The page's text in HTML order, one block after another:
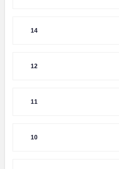
14
12
11
10